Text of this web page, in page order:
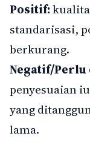
Positif:
standarisasi,
berkurang.
Negatif/Perlu
penyesuaian
yang
lama.